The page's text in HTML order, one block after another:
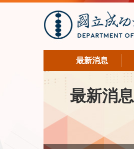
最新消息
最新消息